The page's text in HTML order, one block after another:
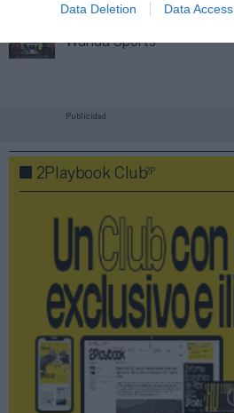
Data Deletion Data Access
Wanda Sports
Publicidad
2Playbook Club2P